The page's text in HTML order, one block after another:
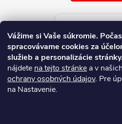
Vážime si Vaše súkromie.
spracovávame cookies za
služieb a personalizácie
nájdete na tejto stránke a v našich
ochrany osobných údajov. Pre
na Nastavenie.
Aktuálne
platné od :